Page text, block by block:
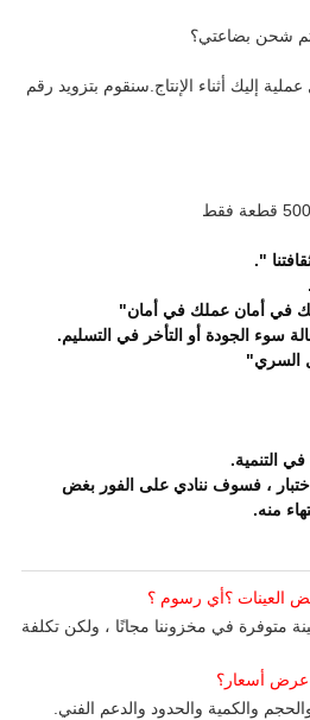
إليك أثناء الإنتاج.سنقوم بتزويد رقم
".
في أمان عملك في أمان"
سوء الجودة أو التأخر في التسليم.
السري"
التنمية.
، فسوف ننادي على الفور بغض
منه.
العينات ؟أي رسوم ؟
متوفرة في مخزوننا مجانًا ، ولكن تكلفة
أسعار؟
والكمية والحدود والدعم الفني.